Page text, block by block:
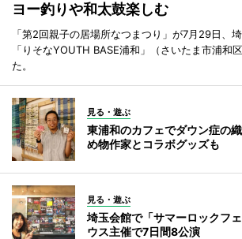
ヨー釣りや和太鼓楽しむ
「第2回親子の居場所なつまつり」が7月29日、
「りそなYOUTH BASE浦和」（さいたま市浦和
た。
見る・遊ぶ
東浦和のカフェでダウン症の
め物作家とコラボグッズも
見る・遊ぶ
埼玉会館で「サマーロックフ
ウス主催で7日間8公演